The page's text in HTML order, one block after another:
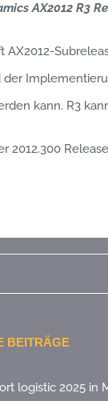
AX2012 R3
AX2012-
der
kann. R3
2012.300
BEITRÄGE
logistic 2025 in